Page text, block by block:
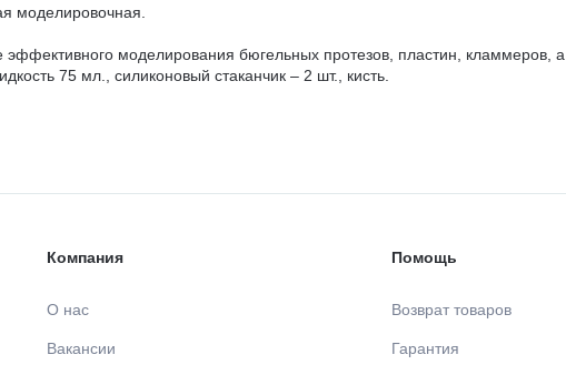
моделировочная.
моделирования бюгельных протезов, пластин, кламмеров,
75 мл., силиконовый стаканчик – 2 шт., кисть.
Компания
О нас
Вакансии
Помощь
Возврат товаров
Гарантия